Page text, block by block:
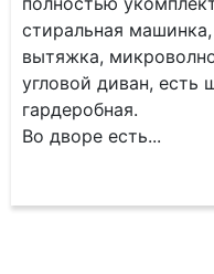
стиpaльнaя
вытяжка,
угловой диван, есть
гардеробная.
Во дворе есть...